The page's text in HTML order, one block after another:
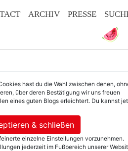
ARCHIV PRESSE
hast du die Wahl zwischen denen,
über deren Bestätigung wir uns freuen
eines guten Blogs erleichtert. Du kannst
& schließen
einzelne Einstellungen vorzunehmen.
jederzeit im Fußbereich unserer